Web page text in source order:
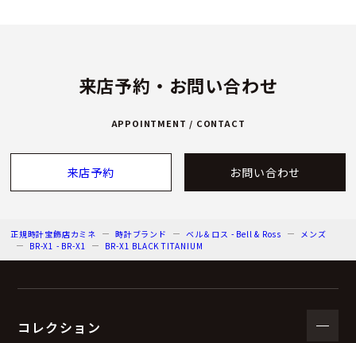
来店予約・お問い合わせ
APPOINTMENT / CONTACT
来店予約 お問い合わせ
正規時計宝飾店カミネ 時計ブランド ベル＆ロス - Bell & Ross
メンズ
BR-X1 - BR-X1
BR-X1 BLACK TITANIUM
コレクション